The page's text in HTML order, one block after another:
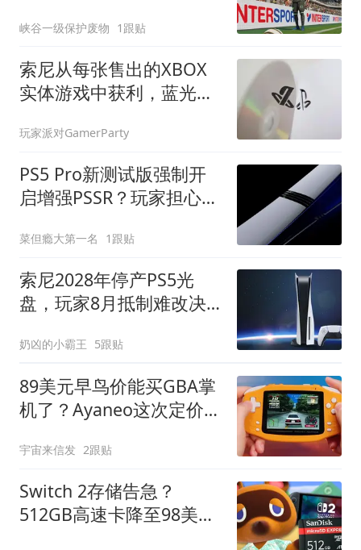
峡谷一级保护废物 1跟贴
索尼从每张售出的XBOX
实体游戏中获利，蓝光授
玩家派对GamerParty
PS5 Pro新测试版强制开
启增强PSSR？玩家担心画
菜但瘾大第一名 1跟贴
索尼2028年停产PS5光
盘，玩家8月抵制难改决
奶凶的小霸王 5跟贴
89美元早鸟价能买GBA掌
机了？Ayaneo这次定价有
宇宙来信发 2跟贴
Switch 2存储告急？
512GB高速卡降至98美